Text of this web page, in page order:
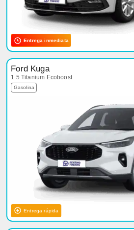
Entrega inmediata
Ford Kuga
1.5 Titanium Ecoboost
Gasolina
Entrega rápida